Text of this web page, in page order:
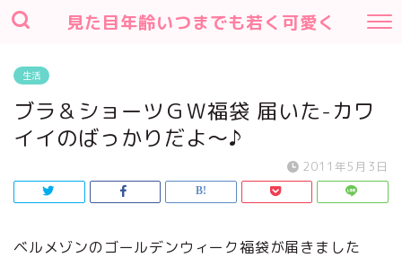
見た目年齢いつまでも若く可愛く
生活
ブラ＆ショーツＧＷ福袋 届いた-カワ
イイのばっかりだよ～♪
2011年5月3日
ベルメゾンのゴールデンウィーク福袋が届きました